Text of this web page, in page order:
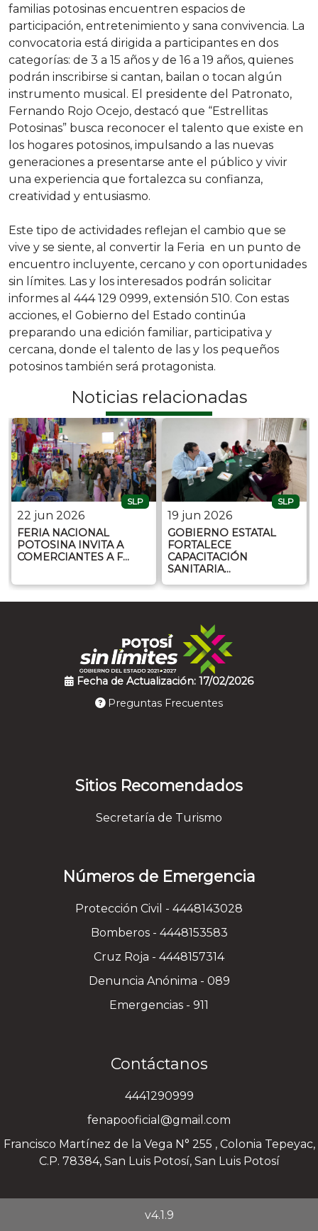
familias potosinas encuentren espacios de
participación, entretenimiento y sana convivencia. La
convocatoria está dirigida a participantes en dos
categorías: de 3 a 15 años y de 16 a 19 años, quienes
podrán inscribirse si cantan, bailan o tocan algún
instrumento musical. El presidente del Patronato,
Fernando Rojo Ocejo, destacó que “Estrellitas
Potosinas” busca reconocer el talento que existe en
los hogares potosinos, impulsando a las nuevas
generaciones a presentarse ante el público y vivir
una experiencia que fortalezca su confianza,
creatividad y entusiasmo.
Este tipo de actividades reflejan el cambio que se
vive y se siente, al convertir la Feria en un punto de
encuentro incluyente, cercano y con oportunidades
sin límites. Las y los interesados podrán solicitar
informes al 444 129 0999, extensión 510. Con estas
acciones, el Gobierno del Estado continúa
preparando una edición familiar, participativa y
cercana, donde el talento de las y los pequeños
potosinos también será protagonista.
Noticias relacionadas
SLP
22 jun 2026
FERIA NACIONAL
POTOSINA INVITA A
COMERCIANTES A F…
SLP
19 jun 2026
GOBIERNO ESTATAL
FORTALECE
CAPACITACIÓN
SANITARIA…
Fecha de Actualización: 17/02/2026
Preguntas Frecuentes
Sitios Recomendados
Secretaría de Turismo
Números de Emergencia
Protección Civil - 4448143028
Bomberos - 4448153583
Cruz Roja - 4448157314
Denuncia Anónima - 089
Emergencias - 911
Contáctanos
4441290999
fenapooficial@gmail.com
Francisco Martínez de la Vega N° 255 , Colonia Tepeyac,
C.P. 78384, San Luis Potosí, San Luis Potosí
v4.1.9